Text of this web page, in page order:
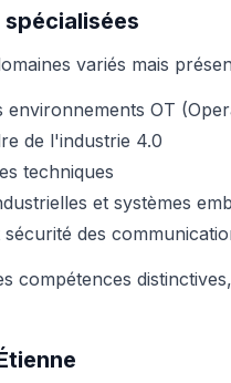
variés mais
environnements OT
de l'industrie 4.0
techniques
et systèmes
des
compétences